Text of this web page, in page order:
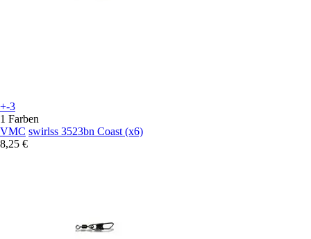
+-3
1 Farben
VMC swirlss 3523bn Coast (x6)
8,25 €